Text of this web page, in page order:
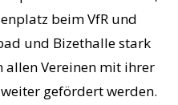
beim VfR und
und Bizethalle stark
allen Vereinen mit ihrer
gefördert werden.